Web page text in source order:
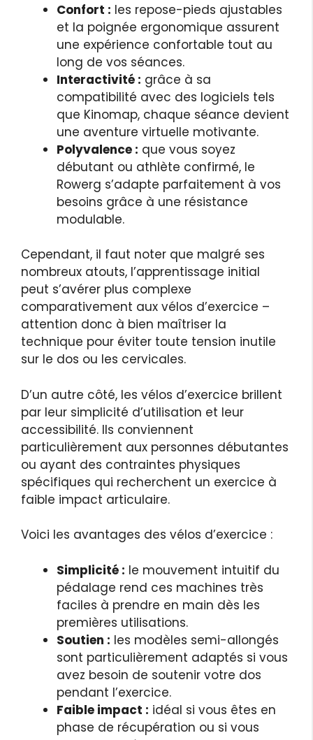
Confort : les repose-pieds ajustables
et la poignée ergonomique assurent
une expérience confortable tout au
long de vos séances.
Interactivité : grâce à sa
compatibilité avec des logiciels tels
que Kinomap, chaque séance devient
une aventure virtuelle motivante.
Polyvalence : que vous soyez
débutant ou athlète confirmé, le
Rowerg s’adapte parfaitement à vos
besoins grâce à une résistance
modulable.
Cependant, il faut noter que malgré ses
nombreux atouts, l’apprentissage initial
peut s’avérer plus complexe
comparativement aux vélos d’exercice –
attention donc à bien maîtriser la
technique pour éviter toute tension inutile
sur le dos ou les cervicales.
D’un autre côté, les vélos d’exercice brillent
par leur simplicité d’utilisation et leur
accessibilité. Ils conviennent
particulièrement aux personnes débutantes
ou ayant des contraintes physiques
spécifiques qui recherchent un exercice à
faible impact articulaire.
Voici les avantages des vélos d’exercice :
Simplicité : le mouvement intuitif du
pédalage rend ces machines très
faciles à prendre en main dès les
premières utilisations.
Soutien : les modèles semi-allongés
sont particulièrement adaptés si vous
avez besoin de soutenir votre dos
pendant l’exercice.
Faible impact : idéal si vous êtes en
phase de récupération ou si vous